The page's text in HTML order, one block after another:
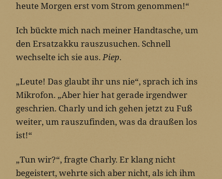
heute Morgen erst vom Strom genommen!“
Ich bückte mich nach meiner Handtasche, um
den Ersatzakku rauszusuchen. Schnell
wechselte ich sie aus.Piep.
„Leute! Das glaubt ihr uns nie“, sprach ich ins
Mikrofon. „Aber hier hat gerade irgendwer
geschrien. Charly und ich gehen jetzt zu Fuß
weiter, um rauszufinden, was da draußen los
ist!“
„Tun wir?“, fragte Charly. Er klang nicht
begeistert, wehrte sich aber nicht, als ich ihm